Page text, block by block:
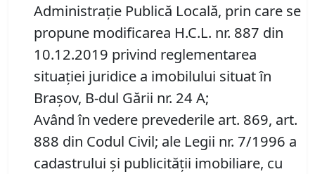
Administraţie Publică Locală, prin care se
propune modificarea H.C.L. nr. 887 din
10.12.2019 privind reglementarea
situației juridice a imobilului situat în
Brașov, B-dul Gării nr. 24 A;
Având în vedere prevederile art. 869, art.
888 din Codul Civil; ale Legii nr. 7/1996 a
cadastrului și publicității imobiliare, cu